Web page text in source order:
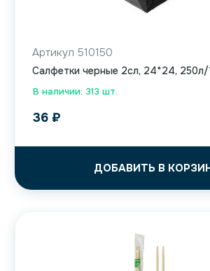
В наличии: 313 шт.
Артикул 510150
Салфетки черные 2сл, 24*24, 250л/
36 ₽
ДОБАВИТЬ В